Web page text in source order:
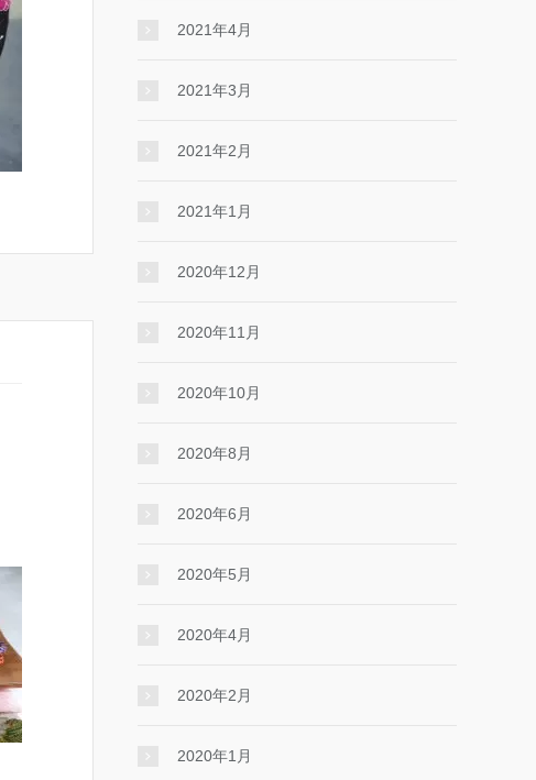
2021年4月
2021年3月
2021年2月
2021年1月
2020年12月
2020年11月
2020年10月
2020年8月
2020年6月
2020年5月
2020年4月
2020年2月
2020年1月